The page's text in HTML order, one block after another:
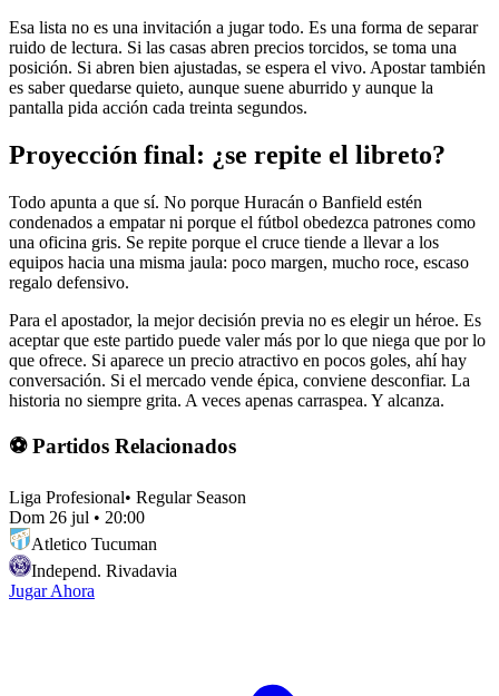
Esa lista no es una invitación a jugar todo. Es una forma de separar
ruido de lectura. Si las casas abren precios torcidos, se toma una
posición. Si abren bien ajustadas, se espera el vivo. Apostar también
es saber quedarse quieto, aunque suene aburrido y aunque la
pantalla pida acción cada treinta segundos.
Proyección final: ¿se repite el libreto?
Todo apunta a que sí. No porque Huracán o Banfield estén
condenados a empatar ni porque el fútbol obedezca patrones como
una oficina gris. Se repite porque el cruce tiende a llevar a los
equipos hacia una misma jaula: poco margen, mucho roce, escaso
regalo defensivo.
Para el apostador, la mejor decisión previa no es elegir un héroe. Es
aceptar que este partido puede valer más por lo que niega que por lo
que ofrece. Si aparece un precio atractivo en pocos goles, ahí hay
conversación. Si el mercado vende épica, conviene desconfiar. La
historia no siempre grita. A veces apenas carraspea. Y alcanza.
⚽ Partidos Relacionados
Liga Profesional• Regular Season
Dom 26 jul • 20:00
Atletico Tucuman
Independ. Rivadavia
Jugar Ahora